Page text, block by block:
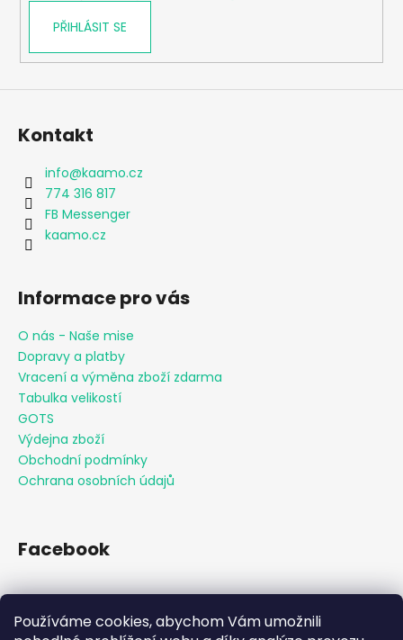
Používáme cookies, abychom Vám umožnili
PŘIHLÁSIT SE
Kontakt
info@kaamo.cz
774 316 817
FB Messenger
kaamo.cz
Informace pro vás
O nás - Naše mise
Dopravy a platby
Vracení a výměna zboží zdarma
Tabulka velikostí
GOTS
Výdejna zboží
Obchodní podmínky
Ochrana osobních údajů
Facebook